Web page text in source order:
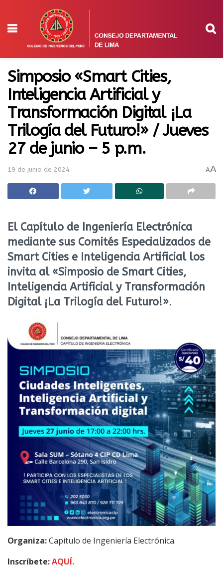
Simposio «Smart Cities,
Inteligencia Artificial y
Transformación Digital ¡La
Trilogía del Futuro!» / Jueves
27 de junio – 5 p.m.
19 de junio de 2024 AA
El Capítulo de Ingeniería Electrónica
mediante sus Comités Especializados de
Smart Cities e Inteligencia Artificial los
invita al «Simposio de Smart Cities,
Inteligencia Artificial y Transformación
Digital ¡La Trilogía del Futuro!».
Organiza:Capítulo de Ingeniería Electrónica.
Inscríbete:AQUÍ.